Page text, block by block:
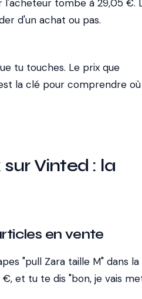
tombe à 29,05 €.
d'un achat ou pas.
tu touches. Le prix que
la clé pour comprendre
Vinted : la
en vente
"pull Zara taille M" dans
et tu te dis "bon, je vais